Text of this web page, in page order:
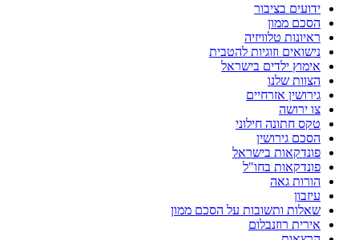
ידועים בציבור
הסכם ממון
ראיונות טלוויזיה
נישואים וזוגיות להטבית
אימוץ ילדים בישראל
הצוות שלנו
גירושין אזרחיים
צו ירושה
טקס חתונה חילוני
הסכם גירושין
פונדקאות בישראל
פונדקאות בחו"ל
הורות גאה
עיזבון
שאלות ותשובות על הסכם ממון
אירית רוזנבלום